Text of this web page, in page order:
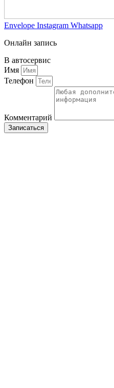
Envelope Instagram Whatsapp
Онлайн запись
В автосервис
Имя
Телефон
Комментарий
Записаться